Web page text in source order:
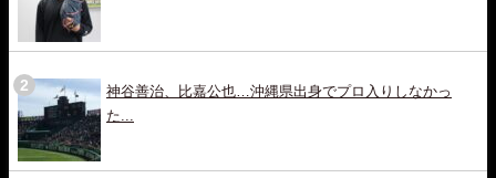
神谷善治、比嘉公也…沖縄県出身でプロ入りしなかっ
た...